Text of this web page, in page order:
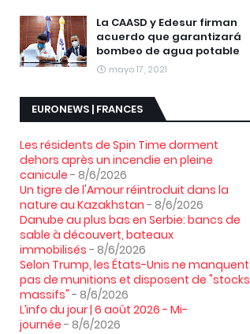
La CAASD y Edesur firman
acuerdo que garantizará
bombeo de agua potable
mayo 17, 2021
EURONEWS | FRANCES
Les résidents de Spin Time dorment
dehors après un incendie en pleine
canicule - 8/6/2026
Un tigre de l'Amour réintroduit dans la
nature au Kazakhstan - 8/6/2026
Danube au plus bas en Serbie: bancs de
sable à découvert, bateaux
immobilisés - 8/6/2026
Selon Trump, les États-Unis ne manquent
pas de munitions et disposent de "stocks
massifs" - 8/6/2026
L’info du jour | 6 août 2026 - Mi-
journée - 8/6/2026